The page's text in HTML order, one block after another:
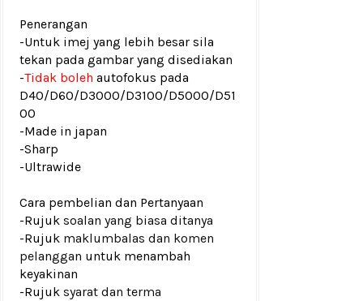
Penerangan
-Untuk imej yang lebih besar sila
tekan pada gambar yang disediakan
-Tidak boleh autofokus pada
D40/D60/D3000/D3100/D5000/D51
00
-Made in japan
-Sharp
-Ultrawide
Cara pembelian dan Pertanyaan
-Rujuk soalan yang biasa ditanya
-Rujuk maklumbalas dan komen
pelanggan untuk menambah
keyakinan
-Rujuk syarat dan terma